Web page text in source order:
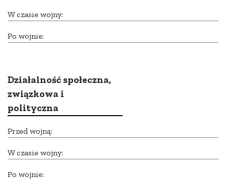
W czasie wojny:
Po wojnie:
Działalność społeczna,
związkowa i
polityczna
Przed wojną:
W czasie wojny:
Po wojnie: